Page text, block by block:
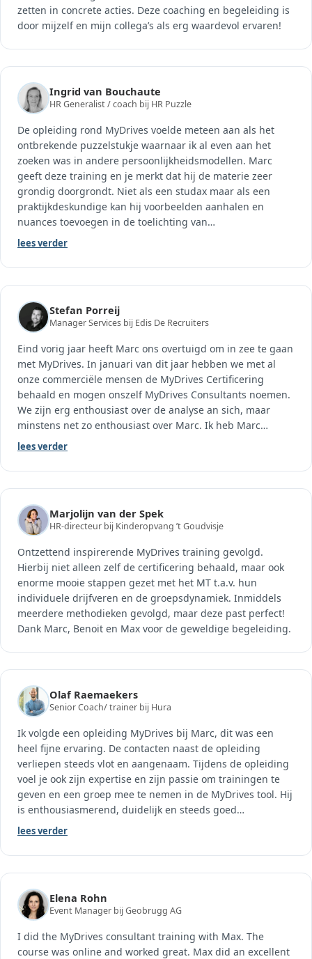
zetten in concrete acties. Deze coaching en begeleiding is
door mijzelf en mijn collega’s als erg waardevol ervaren!
Ingrid van Bouchaute
HR Generalist / coach bij HR Puzzle
De opleiding rond MyDrives voelde meteen aan als het
ontbrekende puzzelstukje waarnaar ik al even aan het
zoeken was in andere persoonlijkheidsmodellen. Marc
geeft deze training en je merkt dat hij de materie zeer
grondig doorgrondt. Niet als een studax maar als een
praktijkdeskundige kan hij voorbeelden aanhalen en
nuances toevoegen in de toelichting van…
lees verder
Stefan Porreij
Manager Services bij Edis De Recruiters
Eind vorig jaar heeft Marc ons overtuigd om in zee te gaan
met MyDrives. In januari van dit jaar hebben we met al
onze commerciële mensen de MyDrives Certificering
behaald en mogen onszelf MyDrives Consultants noemen.
We zijn erg enthousiast over de analyse an sich, maar
minstens net zo enthousiast over Marc. Ik heb Marc…
lees verder
Marjolijn van der Spek
HR-directeur bij Kinderopvang ’t Goudvisje
Ontzettend inspirerende MyDrives training gevolgd.
Hierbij niet alleen zelf de certificering behaald, maar ook
enorme mooie stappen gezet met het MT t.a.v. hun
individuele drijfveren en de groepsdynamiek. Inmiddels
meerdere methodieken gevolgd, maar deze past perfect!
Dank Marc, Benoit en Max voor de geweldige begeleiding.
Olaf Raemaekers
Senior Coach/ trainer bij Hura
Ik volgde een opleiding MyDrives bij Marc, dit was een
heel fijne ervaring. De contacten naast de opleiding
verliepen steeds vlot en aangenaam. Tijdens de opleiding
voel je ook zijn expertise en zijn passie om trainingen te
geven en een groep mee te nemen in de MyDrives tool. Hij
is enthousiasmerend, duidelijk en steeds goed…
lees verder
Elena Rohn
Event Manager bij Geobrugg AG
I did the MyDrives consultant training with Max. The
course was online and worked great. Max did an excellent